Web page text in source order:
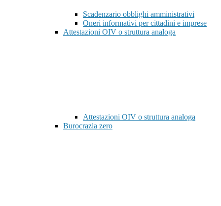
Scadenzario obblighi amministrativi
Oneri informativi per cittadini e imprese
Attestazioni OIV o struttura analoga
Attestazioni OIV o struttura analoga
Burocrazia zero